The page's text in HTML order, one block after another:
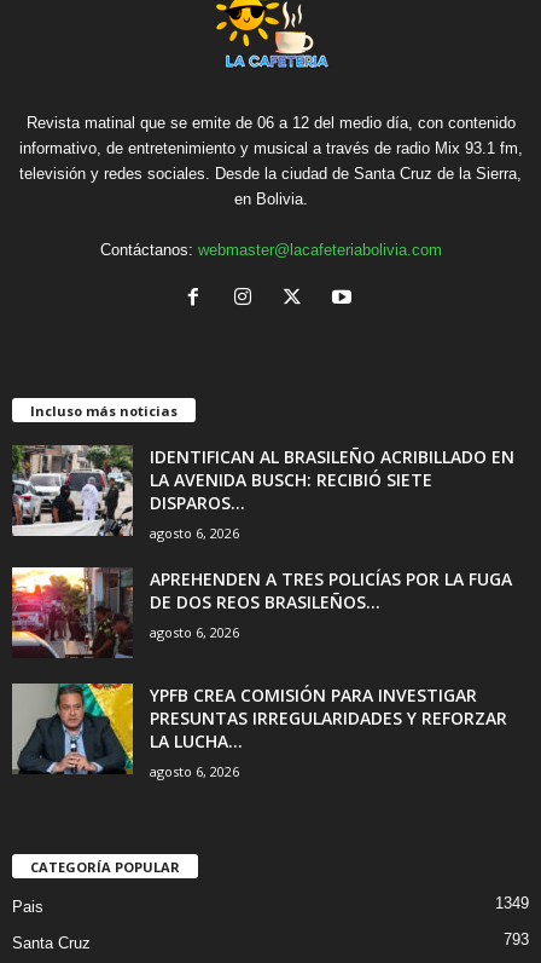
Revista matinal que se emite de 06 a 12 del medio día, con contenido
informativo, de entretenimiento y musical a través de radio Mix 93.1 fm,
televisión y redes sociales. Desde la ciudad de Santa Cruz de la Sierra,
en Bolivia.
Contáctanos: webmaster@lacafeteriabolivia.com
Incluso más noticias
IDENTIFICAN AL BRASILEÑO ACRIBILLADO EN
LA AVENIDA BUSCH: RECIBIÓ SIETE
DISPAROS...
agosto 6, 2026
APREHENDEN A TRES POLICÍAS POR LA FUGA
DE DOS REOS BRASILEÑOS...
agosto 6, 2026
YPFB CREA COMISIÓN PARA INVESTIGAR
PRESUNTAS IRREGULARIDADES Y REFORZAR
LA LUCHA...
agosto 6, 2026
CATEGORÍA POPULAR
Pais 1349
Santa Cruz 793